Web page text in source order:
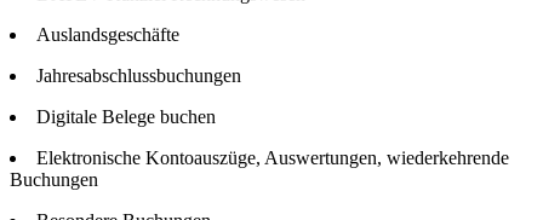
Auslandsgeschäfte
Jahresabschlussbuchungen
Digitale Belege buchen
Elektronische Kontoauszüge, Auswertungen, wiederkehrende
Buchungen